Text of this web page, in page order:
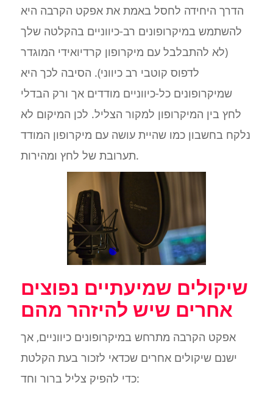
הדרך היחידה לחסל באמת את אפקט הקרבה היא
להשתמש במיקרופונים רב-כיווניים בהקלטה שלך
(לא להתבלבל עם מיקרופון קרדיואידי המוגדר
לדפוס קוטבי רב כיווני). הסיבה לכך היא
שמיקרופונים כל-כיווניים מודדים אך ורק הבדלי
לחץ בין המיקרופון למקור הצליל. לכן המיקום לא
נלקח בחשבון כמו שהיית עושה עם מיקרופון המודד
תערובת של לחץ ומהירות.
שיקולים שמיעתיים נפוצים
אחרים שיש להיזהר מהם
אפקט הקרבה מתרחש במיקרופונים כיווניים, אך
ישנם שיקולים אחרים שכדאי לזכור בעת הקלטת
כדי להפיק צליל ברור וחד: